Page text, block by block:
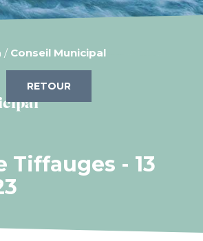
/ Conseil Municipal
RETOUR
Tiffauges - 13